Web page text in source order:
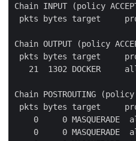
Chain INPUT (policy
pkts bytes target
Chain OUTPUT (policy
pkts bytes target
21  1302 DOCKER
Chain POSTROUTING
pkts bytes target
0     0 MASQUERADE
0     0 MASQUERADE